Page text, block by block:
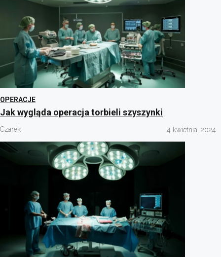
OPERACJE
Jak wygląda operacja torbieli szyszynki
Czarek 4 kwietnia, 2024